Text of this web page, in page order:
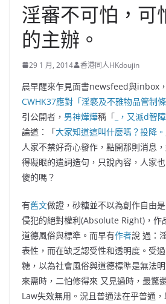
淫審不可怕，可
的主辦。
29 1 月, 2014 香港同人HKdoujin
晨早醒來乍見面書newsfeed與inbox
CWHK37應對「淫褻及不雅物品管制
引公開者， 男神燁燁稱「 _，又派d智
論道：「大家知道這叫什麼嗎？投降。
人家不禁好奇心發作，點開那則消息
得礙眼的遣詞造句，只說內容，人家
傻的嗎？
有舊文做證，砂糖並不以為創作自由
侵犯的絕對權利(Absolute Right)，作
道德風俗與標準。而早有作者說 過：
表性，而在缺乏認受性和透明度。受
糖，以為社會風俗與道德標準是無法
來需時，二怕修得來 又見過時，最驚
Law失效無用。況且普通法在乎普通